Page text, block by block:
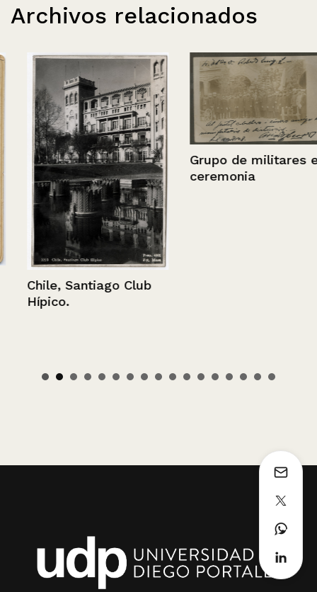
Archivos relacionados
Chile, Santiago Club
Hípico.
Grupo de militares en
ceremonia